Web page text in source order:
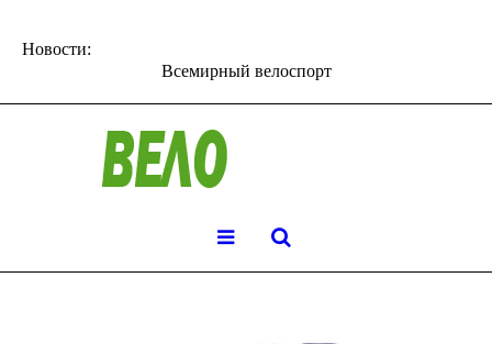
Новости:
Всемирный велоспорт